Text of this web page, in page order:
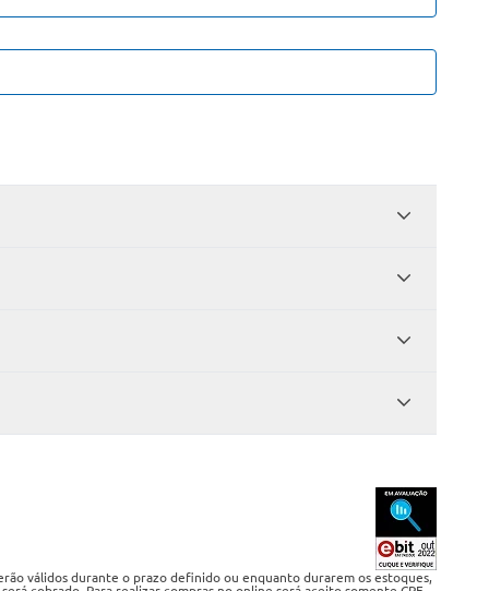
válidos durante o prazo definido ou enquanto durarem os estoques,